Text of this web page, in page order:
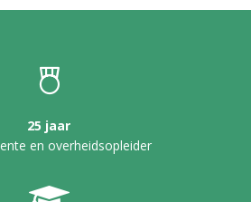
25 jaar
en overheidsopleider